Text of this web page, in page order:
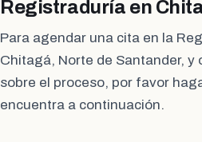
Registraduría en
Para agendar una cita en la
Chitagá, Norte de Santander, y
sobre el proceso, por favor
encuentra a continuación.